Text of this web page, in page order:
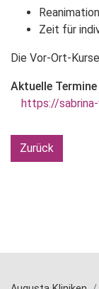
Reanimation
Zeit für
Die Vor-Ort-
Aktuelle
https://
Zurück